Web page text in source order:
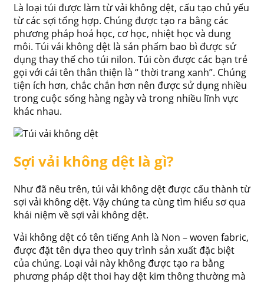
Là loại túi được làm từ vải không dệt, cấu tạo chủ yếu
từ các sợi tổng hợp. Chúng được tạo ra bằng các
phương pháp hoá học, cơ học, nhiệt học và dung
môi. Túi vải không dệt là sản phẩm bao bì được sử
dụng thay thế cho túi nilon. Túi còn được các bạn trẻ
gọi với cái tên thân thiện là “ thời trang xanh”. Chúng
tiện ích hơn, chắc chắn hơn nên được sử dụng nhiều
trong cuộc sống hàng ngày và trong nhiều lĩnh vực
khác nhau.
Sợi vải không dệt là gì?
Như đã nêu trên, túi vải không dệt được cấu thành từ
sợi vải không dệt. Vậy chúng ta cùng tìm hiểu sơ qua
khái niệm về sợi vải không dệt.
Vải không dệt có tên tiếng Anh là Non – woven fabric,
được đặt tên dựa theo quy trình sản xuất đặc biệt
của chúng. Loại vải này không được tạo ra bằng
phương pháp dệt thoi hay dệt kim thông thường mà